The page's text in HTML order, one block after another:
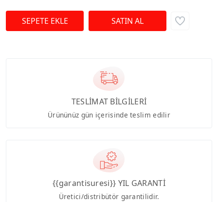
TESLİMAT BİLGİLERİ
Ürününüz gün içerisinde teslim edilir
{{garantisuresi}} YIL GARANTİ
Üretici/distribütör garantilidir.